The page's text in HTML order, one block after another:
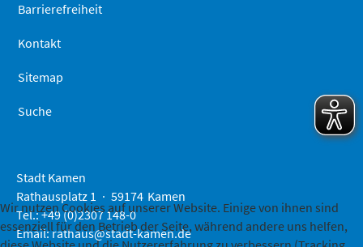
Barrierefreiheit
Kontakt
Sitemap
Suche
Stadt Kamen
Rathausplatz 1
59174 Kamen
Tel.: +49 (0)2307 148-0
Email:rathaus@stadt-kamen.de
Wir nutzen Cookies auf unserer Website. Einige von ihnen sind
essenziell für den Betrieb der Seite, während andere uns helfen,